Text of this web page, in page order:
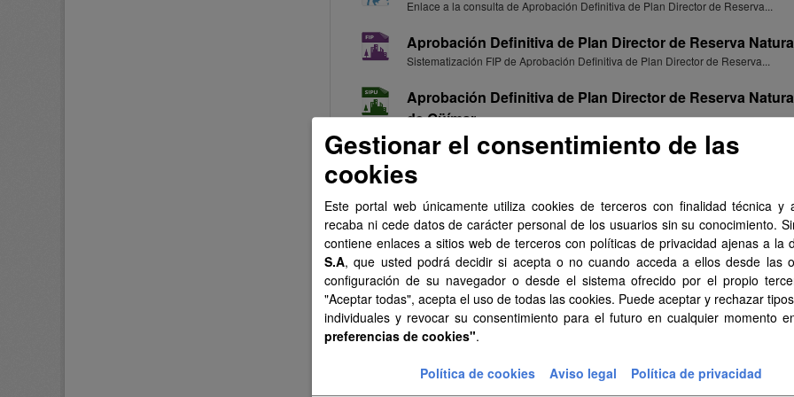
Enlace a la consulta de Aprobación Definitiva de Plan Director de Reserva...
Aprobación Definitiva de Plan Director de Reserva
Sistematización FIP de Aprobación Definitiva de Plan Director de Reserva...
Aprobación Definitiva de Plan Director de Reserva
de Güímar
Sistematización SIPU de Aprobación Definitiva de Plan Director de Reserva...
Aprobación Definitiva de Plan Director de Reserva
Documentación de Aprobación Definitiva de Plan Director de Reserva Natural...
Aprobación Definitiva de Plan Director de Reserva
de Güímar
Enlace a la consulta de Aprobación Definitiva de Plan Director de Reserva...
Aprobación Definitiva de Plan Director de Reserva
Roja
Sistematización SIPU de Aprobación Definitiva de Plan Director de Reserva...
Gestionar el consentimiento de las
cookies
Este portal web únicamente utiliza cookies de terceros con finalidad técnica y
recaba ni cede datos de carácter personal de los usuarios sin su conocimiento.
contiene enlaces a sitios web de terceros con políticas de privacidad ajenas a la
S.A, que usted podrá decidir si acepta o no cuando acceda a ellos desde las
configuración de su navegador o desde el sistema ofrecido por el propio
"Aceptar todas", acepta el uso de todas las cookies. Puede aceptar y rechazar
individuales y revocar su consentimiento para el futuro en cualquier momento
preferencias de cookies".
Política de cookies Aviso legal Política de privacidad